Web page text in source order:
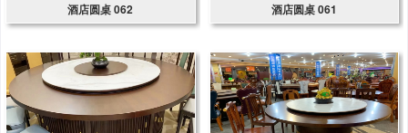
酒店圆桌 062 酒店圆桌 061